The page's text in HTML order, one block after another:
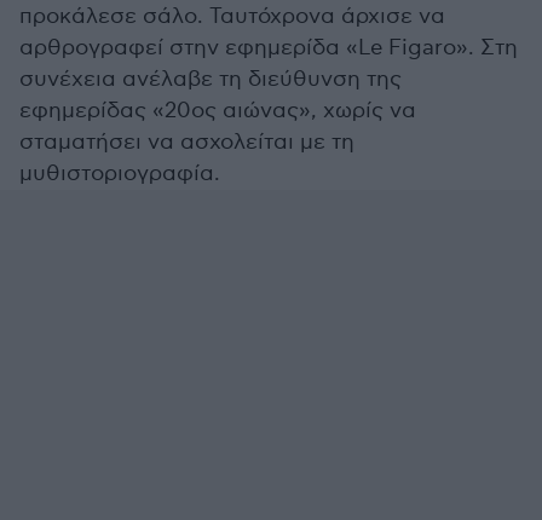
προκάλεσε σάλο. Ταυτόχρονα άρχισε να
αρθρογραφεί στην εφημερίδα «Le Figaro». Στη
συνέχεια ανέλαβε τη διεύθυνση της
εφημερίδας «20ος αιώνας», χωρίς να
σταματήσει να ασχολείται με τη
μυθιστοριογραφία.